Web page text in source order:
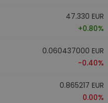
47.330 EUR
+0.80%
0.060437000 EUR
-0.40%
0.865217 EUR
0.00%